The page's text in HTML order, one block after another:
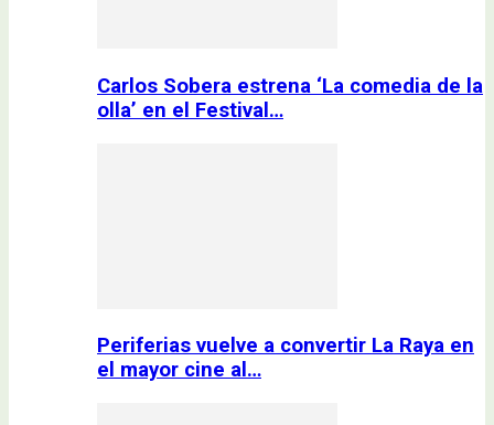
Carlos Sobera estrena ‘La comedia de la
olla’ en el Festival…
Periferias vuelve a convertir La Raya en
el mayor cine al…